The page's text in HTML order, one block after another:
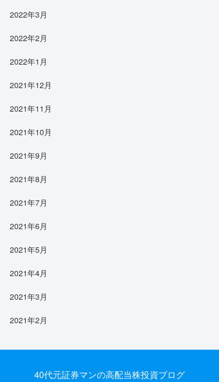
2022年3月
2022年2月
2022年1月
2021年12月
2021年11月
2021年10月
2021年9月
2021年8月
2021年7月
2021年6月
2021年5月
2021年4月
2021年3月
2021年2月
40代元証券マンの高配当株投資ブログ